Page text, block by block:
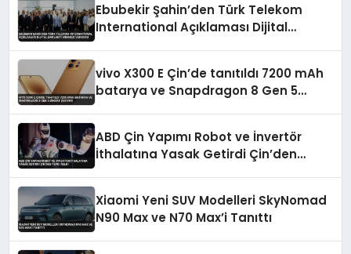
Ebubekir Şahin’den Türk Telekom
International Açıklaması Dijital
vivo X300 E Çin’de tanıtıldı 7200 mAh
batarya ve Snapdragon 8 Gen 5
ABD Çin Yapımı Robot ve İnvertör
İthalatına Yasak Getirdi Çin’den
Xiaomi Yeni SUV Modelleri SkyNomad
N90 Max ve N70 Max’i Tanıttı